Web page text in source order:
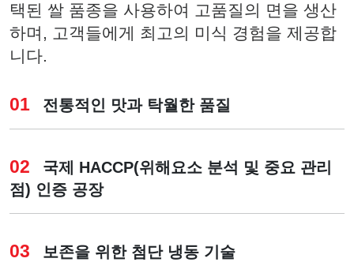
택된 쌀 품종을 사용하여 고품질의 면을 생산
하며, 고객들에게 최고의 미식 경험을 제공합
니다.
01 전통적인 맛과 탁월한 품질
02
국제 HACCP(위해요소 분석 및 중요 관리
점) 인증 공장
03 보존을 위한 첨단 냉동 기술